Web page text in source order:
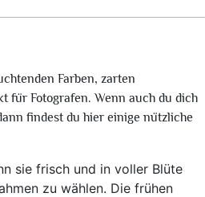
Farben, zarten
für Fotografen. Wenn auch du dich
findest du hier einige nützliche
sie frisch und in voller Blüte
zu wählen. Die frühen